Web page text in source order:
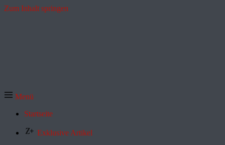
Zum Inhalt springen
Menü
Startseite
Exklusive Artikel